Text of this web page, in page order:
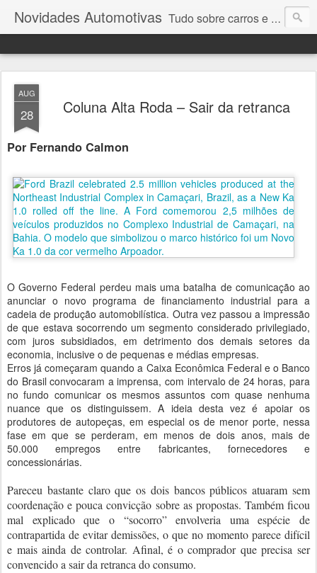
Novidades Automotivas Tudo sobre carros e motores
AUG
28 Coluna Alta Roda – Sair da retranca
Por Fernando Calmon
O Governo Federal perdeu mais uma batalha de comunicação ao
anunciar o novo programa de financiamento industrial para a
cadeia de produção automobilística. Outra vez passou a impressão
de que estava socorrendo um segmento considerado privilegiado,
com juros subsidiados, em detrimento dos demais setores da
economia, inclusive o de pequenas e médias empresas.
Erros já começaram quando a Caixa Econômica Federal e o Banco
do Brasil convocaram a imprensa, com intervalo de 24 horas, para
no fundo comunicar os mesmos assuntos com quase nenhuma
nuance que os distinguissem. A ideia desta vez é apoiar os
produtores de autopeças, em especial os de menor porte, nessa
fase em que se perderam, em menos de dois anos, mais de
50.000 empregos entre fabricantes, fornecedores e
concessionárias.
Pareceu bastante claro que os dois bancos públicos atuaram sem
coordenação e pouca convicção sobre as propostas. Também ficou
mal explicado que o “socorro” envolveria uma espécie de
contrapartida de evitar demissões, o que no momento parece difícil
e mais ainda de controlar. Afinal, é o comprador que precisa ser
convencido a sair da retranca do consumo.